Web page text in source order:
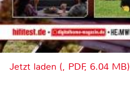
Jetzt laden (, PDF, 6.04 MB)